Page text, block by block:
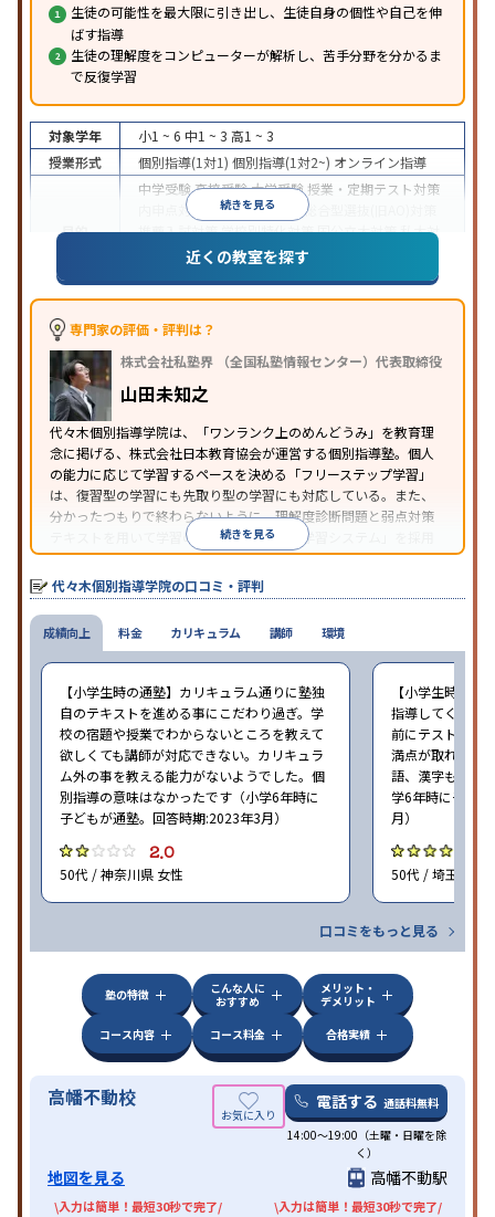
生徒の可能性を最大限に引き出し、生徒自身の個性や自己を伸
ばす指導
生徒の理解度をコンピューターが解析し、苦手分野を分かるま
で反復学習
続きを見る
対象学年 小1 ~ 6 中1 ~ 3 高1 ~ 3
授業形式
個別指導(1対1) 個別指導(1対2~) オンライン指導
目的
中学受験高校受験大学受験 授業・定期テスト対策
内申点対策
学習習慣の定着
総合型選抜(旧AO)対策
推薦入試対策学校別特化対策国公立大対策私大対
共通テスト対策英検(英語検定)対策
特徴
中高一貫校生に対応授業の振替可能オンライン対
応
1科目から受講可能
室あり
※2023年3月調査。小学校高学年の個別指導塾アンケート調査方法を参
近くの教室を探す
専門家の評価・評判は？
株式会社私塾界 （全国私塾情報センター）代表取締役
山田未知之
代々木個別指導学院は、「ワンランク上のめんどうみ」を教育理
念に掲げる、株式会社日本教育協会が運営する個別指導塾。個人
の能力に応じて学習するペースを決める「フリーステップ学習」
は、復習型の学習にも先取り型の学習にも対応している。また、
分かったつもりで終わらないように、理解度診断問題と弱点対策
テキストを用いて学習の定着を図る「反復学習システム」を採用
している。
続きを見る
代々木個別指導学院の口コミ・評判
成績向上
【小学生時の通塾】カリキュラム通りに塾独
自のテキストを進める事にこだわり過ぎ。学
校の宿題や授業でわからないところを教えて
欲しくても講師が対応できない。カリキュラ
ム外の事を教える能力がないようでした。個
別指導の意味はなかったです（小学6年時に
子どもが通塾。回答時期:2023年3月）
2.0
50代 / 神奈川県 女性
【小学生時の通
指導してくれた
前にテストがあ
満点が取れるよ
語、漢字も進ん
学6年時に子ど
月）
50代 / 埼玉県 女
口コミをもっと見る
料金 カリキュラム 講師 環境
塾の特徴
こんな人に
おすすめ
メリット・
デメリット
コース内容
コース料金 合格実績
高幡不動校 電話する 通話料無料
14:00～19:00（土曜・日曜を除
く）
地図を見る 高幡不動駅
\入力は簡単！最短30秒で完了/ \入力は簡単！最短30秒で完了/